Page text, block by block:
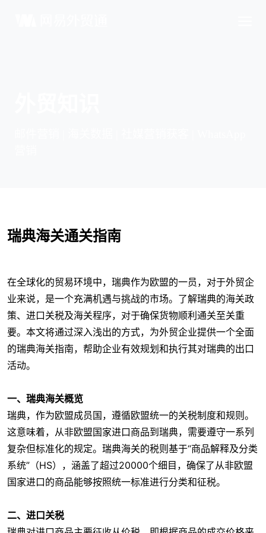
瑞典海关通关指南
在全球化的贸易环境中，瑞典作为欧盟的一员，对于外贸企
业来说，是一个充满机遇与挑战的市场。了解瑞典的海关政
策、进口关税及海关程序，对于确保货物顺利通关至关重
要。本文将通过深入浅出的方式，为外贸企业提供一个全面
的瑞典海关指南，帮助企业有效规划和执行其对瑞典的出口
活动。
一、瑞典海关概览
瑞典，作为欧盟成员国，遵循欧盟统一的关税制度和规则。
这意味着，从非欧盟国家进口商品到瑞典，需要遵守一系列
复杂但标准化的规定。瑞典海关的税则基于“商品解释及分类
系统”（HS），涵盖了超过20000个细目，确保了从非欧盟
国家进口的商品能够按照统一标准进行分类和征税。
二、进口关税